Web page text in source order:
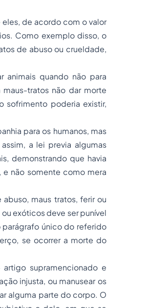
de acordo com o valor
Como exemplo disso, o
de abuso ou crueldade,
animais quando não para
tratos não dar morte
sofrimento poderia existir,
para os humanos, mas
a lei previa algumas
demonstrando que havia
não somente como mera
maus tratos, ferir ou
exóticos deve ser punível
único do referido
se ocorrer a morte do
supramencionado e
injusta, ou manusear os
alguma parte do corpo. O